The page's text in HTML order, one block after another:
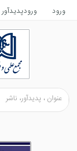
ورود ورودپدیدآور